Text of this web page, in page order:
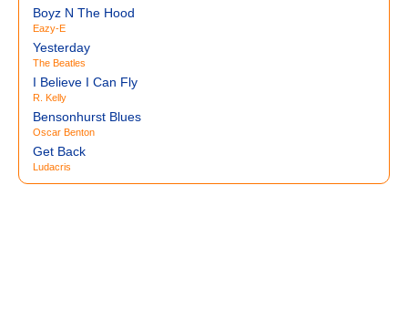
Boyz N The Hood
Eazy-E
Yesterday
The Beatles
I Believe I Can Fly
R. Kelly
Bensonhurst Blues
Oscar Benton
Get Back
Ludacris